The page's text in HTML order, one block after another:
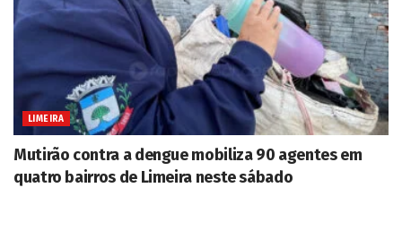
LIMEIRA
Mutirão contra a dengue mobiliza 90 agentes em
quatro bairros de Limeira neste sábado